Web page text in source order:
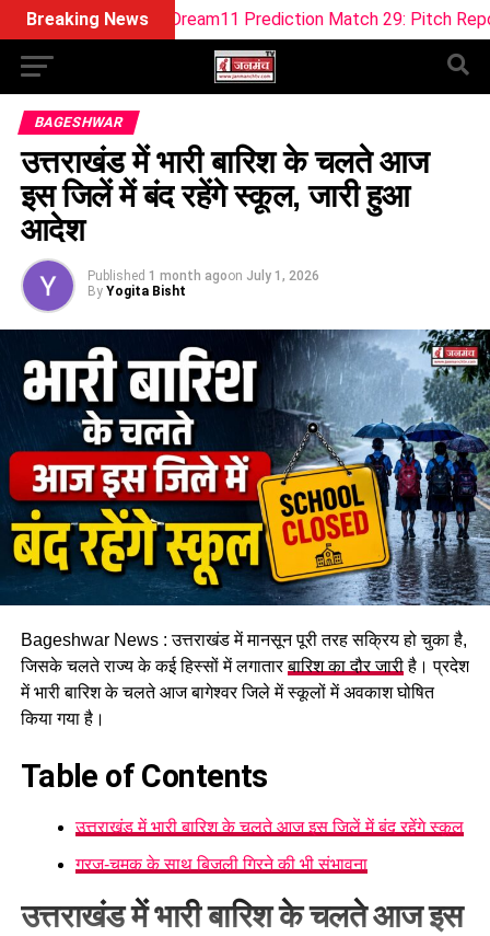
Breaking News
vs SOB-W Dream11 Prediction Match 29: Pitch Report,
BAGESHWAR
उत्तराखंड में भारी बारिश के चलते आज
इस जिलें में बंद रहेंगे स्कूल, जारी हुआ
आदेश
Published 1 month agoon July 1, 2026
By Yogita Bisht
Bageshwar News : उत्तराखंड में मानसून पूरी तरह सक्रिय हो चुका है,
जिसके चलते राज्य के कई हिस्सों में लगातारबारिश का दौर जारीहै। प्रदेश
में भारी बारिश के चलते आज बागेश्वर जिले में स्कूलों में अवकाश घोषित
किया गया है।
Table of Contents
उत्तराखंड में भारी बारिश के चलते आज इस जिलें में बंद रहेंगे स्कूल
गरज-चमक के साथ बिजली गिरने की भी संभावना
उत्तराखंड में भारी बारिश के चलते आज इस